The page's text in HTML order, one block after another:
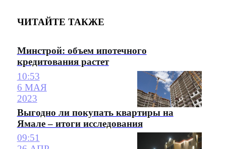
ЧИТАЙТЕ ТАКЖЕ
Минстрой: объем ипотечного
кредитования растет
10:53
6 МАЯ
2023
Выгодно ли покупать квартиры на
Ямале – итоги исследования
09:51